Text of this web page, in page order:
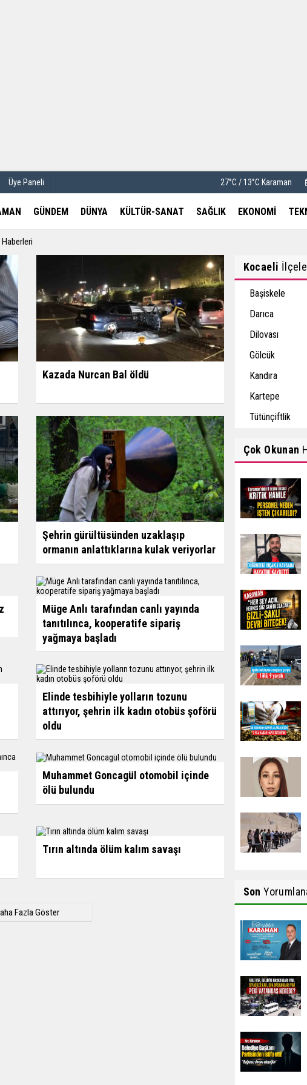
Üye Paneli 27°C / 13°C Karaman
GÜNDEM DÜNYA KÜLTÜR-SANAT SAĞLIK EKONOMİ
Kazada Nurcan Bal öldü
Şehrin gürültüsünden uzaklaşıp
ormanın anlattıklarına kulak veriyorlar
Müge Anlı tarafından canlı yayında
tanıtılınca, kooperatife sipariş
yağmaya başladı
Elinde tesbihiyle yolların tozunu
attırıyor, şehrin ilk kadın otobüs şoförü
oldu
Muhammet Goncagül otomobil içinde
ölü bulundu
Tırın altında ölüm kalım savaşı
Fazla Göster
Kocaeli
Başiskele
Darıca
Dilovası
Gölcük
Kandıra
Kartepe
Tütünçiftlik
Çok Okunan
Son